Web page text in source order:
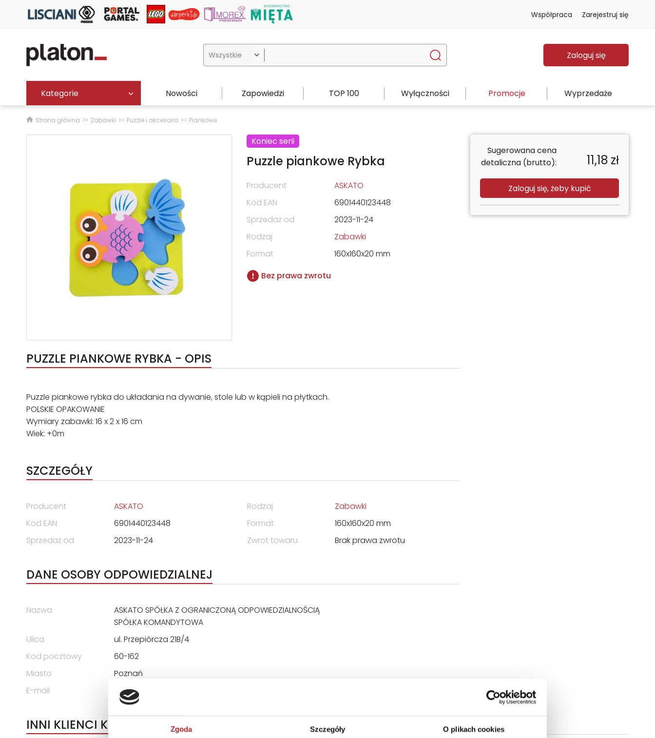
Zgoda Szczegóły O plikach cookies
Współpraca Zarejestruj się
 Zaloguj się
Kategorie Nowości Zapowiedzi TOP 100 Wyłączności Promocje Wyprzedaże
Strona główna Zabawki Puzzle i akcesoria Piankowe
Koniec serii
Puzzle piankowe Rybka
Producent
ASKATO
Kod EAN
6901440123448
Sprzedaż od
2023-11-24
Rodzaj
Zabawki
Format
160x160x20 mm
Bez prawa zwrotu
PUZZLE PIANKOWE RYBKA - OPIS
Puzzle piankowe rybka do układania na dywanie, stole lub w kąpieli na płytkach.
POLSKIE OPAKOWANIE
Wymiary zabawki: 16 x 2 x 16 cm
Wiek: +0m
SZCZEGÓŁY
Producent
ASKATO
Kod EAN
6901440123448
Sprzedaż od
2023-11-24
Rodzaj
Zabawki
Format
160x160x20 mm
Zwrot towaru
Brak prawa zwrotu
DANE OSOBY ODPOWIEDZIALNEJ
Nazwa
ASKATO SPÓŁKA Z OGRANICZONĄ ODPOWIEDZIALNOŚCIĄ
SPÓŁKA KOMANDYTOWA
Ulica
ul. Przepiórcza 21B/4
Kod pocztowy
60-162
Miasto
Poznań
E-mail
biuro@askato.pl
Sugerowana cena
detaliczna (brutto):
11,18 zł
Zaloguj się, żeby kupić
INNI KLIENCI KUPOWALI